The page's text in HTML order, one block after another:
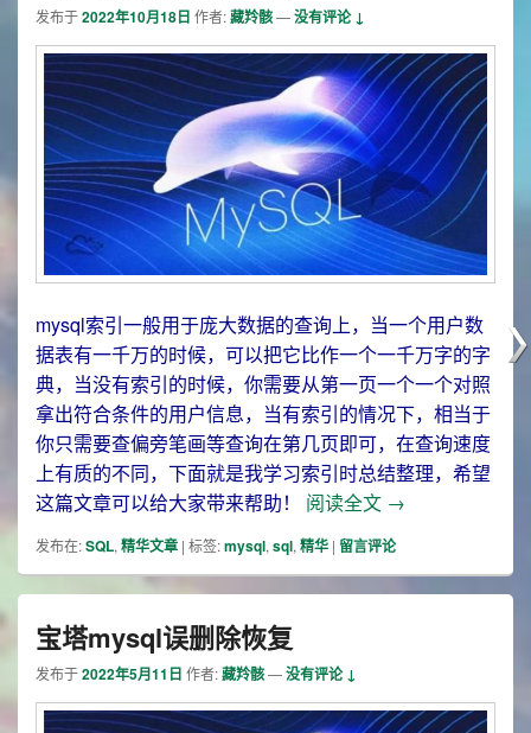
发布于2022年10月18日 作者:藏羚骸—没有评论 ↓
mysql索引一般用于庞大数据的查询上，当一个用户数
据表有一千万的时候，可以把它比作一个一千万字的字
典，当没有索引的时候，你需要从第一页一个一个对照
拿出符合条件的用户信息，当有索引的情况下，相当于
你只需要查偏旁笔画等查询在第几页即可，在查询速度
上有质的不同，下面就是我学习索引时总结整理，希望
这篇文章可以给大家带来帮助！ 阅读全文 mysql索引的总
→
发布在:SQL, 精华文章 | 标签:mysql, sql, 精华 | 留言评论
宝塔mysql误删除恢复
发布于2022年5月11日 作者:藏羚骸—没有评论 ↓